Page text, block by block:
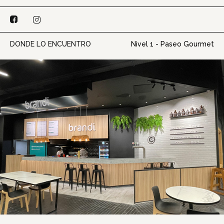
Tiendas
Novedades
Gift Cards y Colectivos
Programas
Cine
Pet Friendly
Servicios
Nosotros
Contacto
DONDE LO ENCUENTRO Nivel 1 - Paseo Gourmet